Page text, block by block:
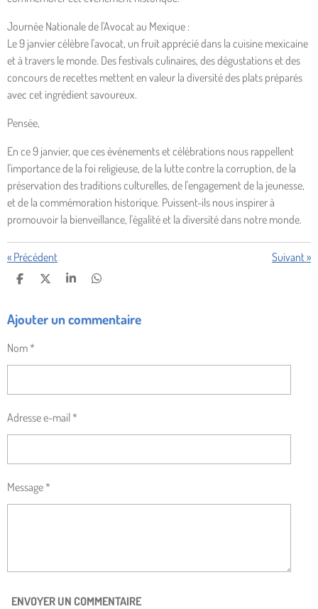
Journée Nationale de l'Avocat au Mexique :
Le 9 janvier célèbre l'avocat, un fruit apprécié dans la cuisine mexicaine
et à travers le monde. Des festivals culinaires, des dégustations et des
concours de recettes mettent en valeur la diversité des plats préparés
avec cet ingrédient savoureux.
Pensée,
En ce 9 janvier, que ces événements et célébrations nous rappellent
l'importance de la foi religieuse, de la lutte contre la corruption, de la
préservation des traditions culturelles, de l'engagement de la jeunesse,
et de la commémoration historique. Puissent-ils nous inspirer à
promouvoir la bienveillance, l'égalité et la diversité dans notre monde.
« Précédent Suivant»
P
T
A
E
R
P
T
A
R
P
T
A
R
P
T
A
R
Ajouter un commentaire
Nom *
Adresse e-mail *
Message *
ENVOYER UN COMMENTAIRE